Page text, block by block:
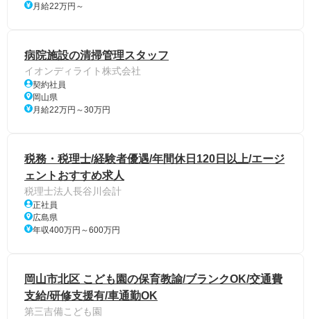
月給22万円～
病院施設の清掃管理スタッフ
イオンディライト株式会社
契約社員
岡山県
月給22万円～30万円
税務・税理士/経験者優遇/年間休日120日以上/エージ
ェントおすすめ求人
税理士法人長谷川会計
正社員
広島県
年収400万円～600万円
岡山市北区 こども園の保育教諭/ブランクOK/交通費
支給/研修支援有/車通勤OK
第三吉備こども園